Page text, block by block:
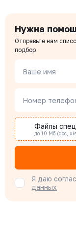
Нужна
Отправьте нам
подбор
Ваше имя
Номер
Файлы
до 10 Мб (doc,
Я даю
данных